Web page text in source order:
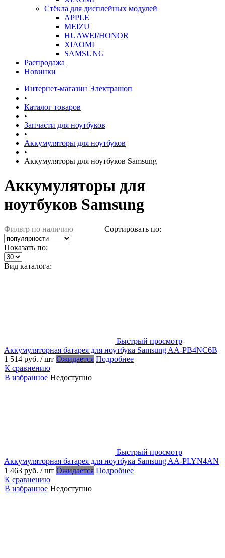
Стёкла для дисплейных модулей
APPLE
MEIZU
HUAWEI/HONOR
XIAOMI
SAMSUNG
Распродажа
Новинки
Интернет-магазин Электрашоп
•
Каталог товаров
•
Запчасти для ноутбуков
•
Аккумуляторы для ноутбуков
•
Аккумуляторы для ноутбуков Samsung
Аккумуляторы для
ноутбуков Samsung
Фильтр по наличию Сортировать по:
Показать по:
Вид каталога:
Быстрый просмотр
Аккумуляторная батарея для ноутбука Samsung AA-PB4NC6B
1 514 руб. / шт Ожидается Подробнее
К сравнению
В избранное Недоступно
Быстрый просмотр
Аккумуляторная батарея для ноутбука Samsung AA-PLYN4AN
1 463 руб. / шт Ожидается Подробнее
К сравнению
В избранное Недоступно